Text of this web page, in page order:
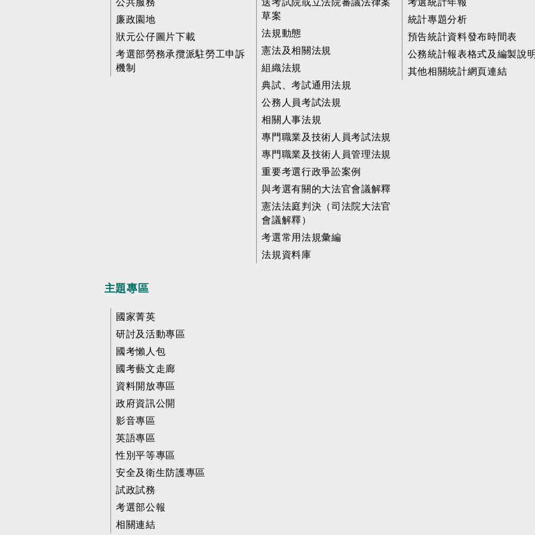
公共服務
廉政園地
狀元公仔圖片下載
考選部勞務承攬派駐勞工申訴
機制
送考試院或立法院審議法律案
草案
法規動態
憲法及相關法規
組織法規
典試、考試通用法規
公務人員考試法規
相關人事法規
專門職業及技術人員考試法規
專門職業及技術人員管理法規
重要考選行政爭訟案例
與考選有關的大法官會議解釋
憲法法庭判決（司法院大法官
會議解釋）
考選常用法規彙編
法規資料庫
考選統計年報
統計專題分析
預告統計資料發布時間表
公務統計報表格式及編製說
其他相關統計網頁連結
主題專區
國家菁英
研討及活動專區
國考懶人包
國考藝文走廊
資料開放專區
政府資訊公開
影音專區
英語專區
性別平等專區
安全及衛生防護專區
試政試務
考選部公報
相關連結